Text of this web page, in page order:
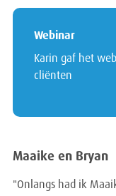
Webinar
Karin gaf het
cliënten
Maaike en Bryan
"Onlangs had ik